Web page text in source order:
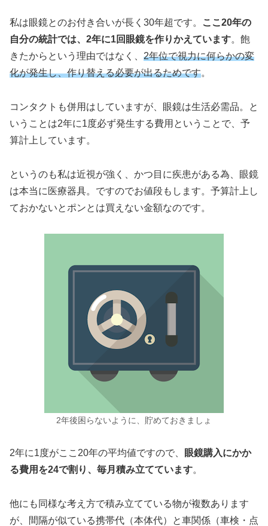
私は眼鏡とのお付き合いが長く30年超です。
ここ20年の
自分の統計では、2年に1回眼鏡を作りかえています。飽
きたからという理由ではなく、 2年位で視力に何らかの変
化が発生し、作り替える必要が出るためです。
コンタクトも併用はしていますが、眼鏡は生活必需品。と
いうことは2年に1度必ず発生する費用ということで、予
算計上しています。
というのも私は近視が強く、かつ目に疾患がある為、眼鏡
は本当に医療器具。ですのでお値段もします。予算計上し
ておかないとポンとは買えない金額なのです。
2年後困らないように、貯めておきましょ
2年に1度がここ20年の平均値ですので、
眼鏡購入にかか
る費用を24で割り、毎月積み立てています。
他にも同様な考え方で積み立てている物が複数あります
が、間隔が似ている携帯代（本体代）と車関係（車検・点